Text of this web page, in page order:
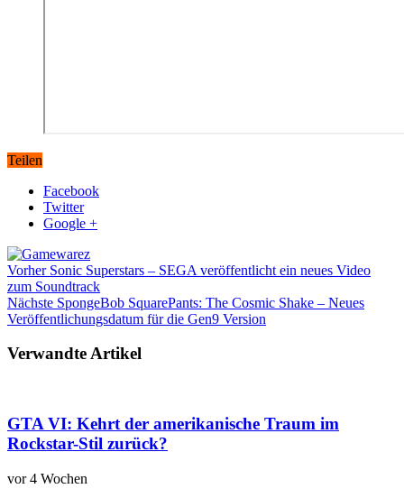
Teilen
Facebook
Twitter
Google +
VorherSonic Superstars – SEGA veröffentlicht ein neues Video
zum Soundtrack
Nächste SpongeBob SquarePants: The Cosmic Shake – Neues
Veröffentlichungsdatum für die Gen9 Version
Verwandte Artikel
GTA VI: Kehrt der amerikanische Traum im
Rockstar-Stil zurück?
vor 4 Wochen